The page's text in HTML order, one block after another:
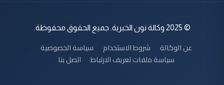
© 2025 وكالة نون الخبرية. جميع الحقوق محفوظة.
عن الوكالة شروط الاستخدام
سياسة الخصوصية
سياسة ملفات تعريف الارتباط
اتصل بنا